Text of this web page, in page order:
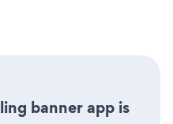
banner app is